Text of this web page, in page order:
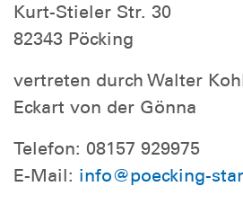
Kurt-Stieler Str. 30
82343 Pöcking
vertreten durch Walter
Eckart von der Gönna
Telefon: 08157 929975
E-Mail: info@poecking-